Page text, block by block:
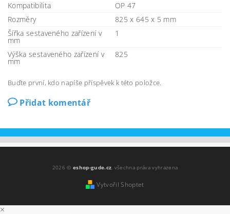
Kompatibilita
OP 47
Rozměry
825 x 645 x 5 mm
Šířka sestaveného zařízení v
mm
1
Výška sestaveného zařízení v
mm
825
Buďte první, kdo napíše příspěvek k této položce.
Přidat komentář
2026 ©eshop-gude.cz, všechna práva vyhrazena
Vytvořil Shoptet
×